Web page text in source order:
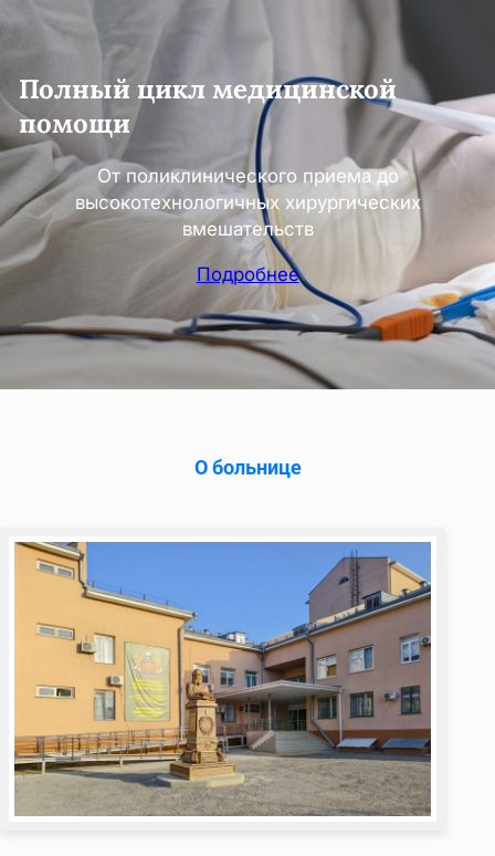
Полный цикл медицинской
помощи
От поликлинического приема до
высокотехнологичных хирургических
вмешательств
Подробнее
О больнице